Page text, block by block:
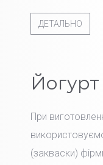
ДЕТАЛЬНО
Йогурт
При
(закваски)